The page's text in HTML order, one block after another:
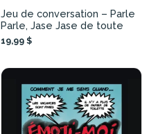
Jeu de conversation – Parle
Parle, Jase Jase de toute
19,99 $